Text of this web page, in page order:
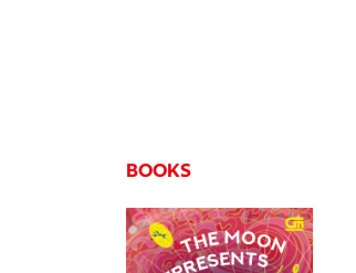
BOOKS